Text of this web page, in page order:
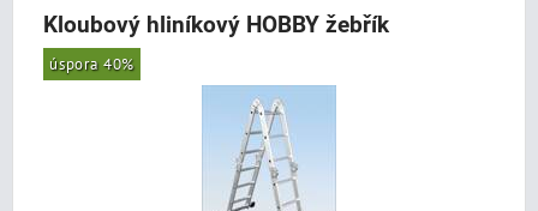
Kloubový hliníkový HOBBY žebřík
úspora 40%